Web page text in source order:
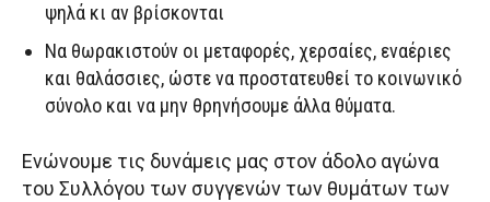
ψηλά κι αν βρίσκονται
Να θωρακιστούν οι μεταφορές, χερσαίες, εναέριες
και θαλάσσιες, ώστε να προστατευθεί το κοινωνικό
σύνολο και να μην θρηνήσουμε άλλα θύματα.
Ενώνουμε τις δυνάμεις μας στον άδολο αγώνα
του Συλλόγου των συγγενών των θυμάτων των